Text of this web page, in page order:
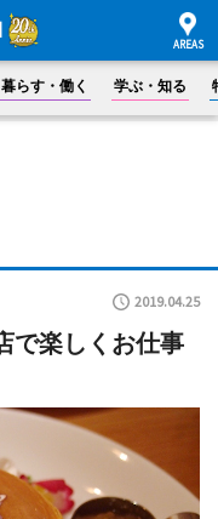
暮らす・働く 学ぶ・知る
2019.04.25
で楽しくお仕事